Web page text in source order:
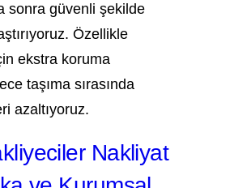
sonra güvenli şekilde
Özellikle
ekstra koruma
taşıma sırasında
azaltıyoruz.
Nakliyat